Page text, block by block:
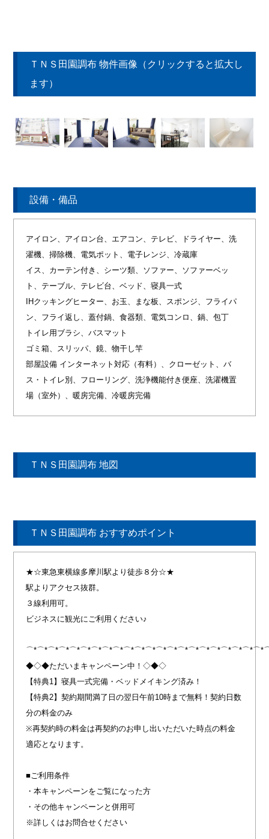
ＴＮＳ田園調布 物件画像（クリックすると拡大し
ます）
設備・備品
アイロン、アイロン台、エアコン、テレビ、ドライヤー、洗
濯機、掃除機、電気ポット、電子レンジ、冷蔵庫
イス、カーテン付き、シーツ類、ソファー、ソファーベッ
ト、テーブル、テレビ台、ベッド、寝具一式
IHクッキングヒーター、お玉、まな板、スポンジ、フライパ
ン、フライ返し、蓋付鍋、食器類、電気コンロ、鍋、包丁
トイレ用ブラシ、バスマット
ゴミ箱、スリッパ、鏡、物干し竿
部屋設備 インターネット対応（有料）、クローゼット、バ
ス・トイレ別、フローリング、洗浄機能付き便座、洗濯機置
場（室外）、暖房完備、冷暖房完備
ＴＮＳ田園調布 地図
ＴＮＳ田園調布 おすすめポイント
★☆東急東横線多摩川駅より徒歩８分☆★
駅よりアクセス抜群。
３線利用可。
ビジネスに観光にご利用ください♪
◆◇◆ただいまキャンペーン中！◇◆◇
【特典1】寝具一式完備・ベッドメイキング済み！
【特典2】契約期間満了日の翌日午前10時まで無料！契約日数
分の料金のみ
※再契約時の料金は再契約のお申し出いただいた時点の料金
適応となります。
■ご利用条件
・本キャンペーンをご覧になった方
・その他キャンペーンと併用可
※詳しくはお問合せください